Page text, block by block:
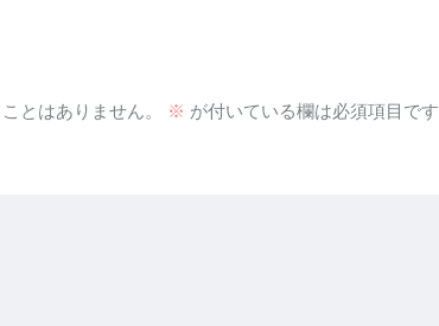
とはありません。 ※ が付いている欄は必須項目です